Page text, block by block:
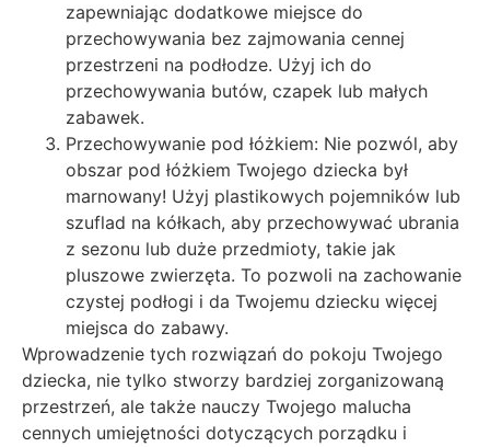
zapewniając dodatkowe miejsce do
przechowywania bez zajmowania cennej
przestrzeni na podłodze. Użyj ich do
przechowywania butów, czapek lub małych
zabawek.
Przechowywanie pod łóżkiem: Nie pozwól, aby
obszar pod łóżkiem Twojego dziecka był
marnowany! Użyj plastikowych pojemników lub
szuflad na kółkach, aby przechowywać ubrania
z sezonu lub duże przedmioty, takie jak
pluszowe zwierzęta. To pozwoli na zachowanie
czystej podłogi i da Twojemu dziecku więcej
miejsca do zabawy.
Wprowadzenie tych rozwiązań do pokoju Twojego
dziecka, nie tylko stworzy bardziej zorganizowaną
przestrzeń, ale także nauczy Twojego malucha
cennych umiejętności dotyczących porządku i